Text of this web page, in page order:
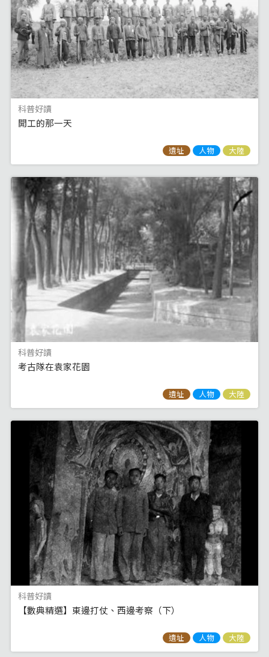
科普好讀
開工的那一天
遺址 人物 大陸
科普好讀
考古隊在袁家花園
遺址 人物 大陸
科普好讀
【數典精選】東邊打仗、西邊考察（下）
遺址 人物 大陸